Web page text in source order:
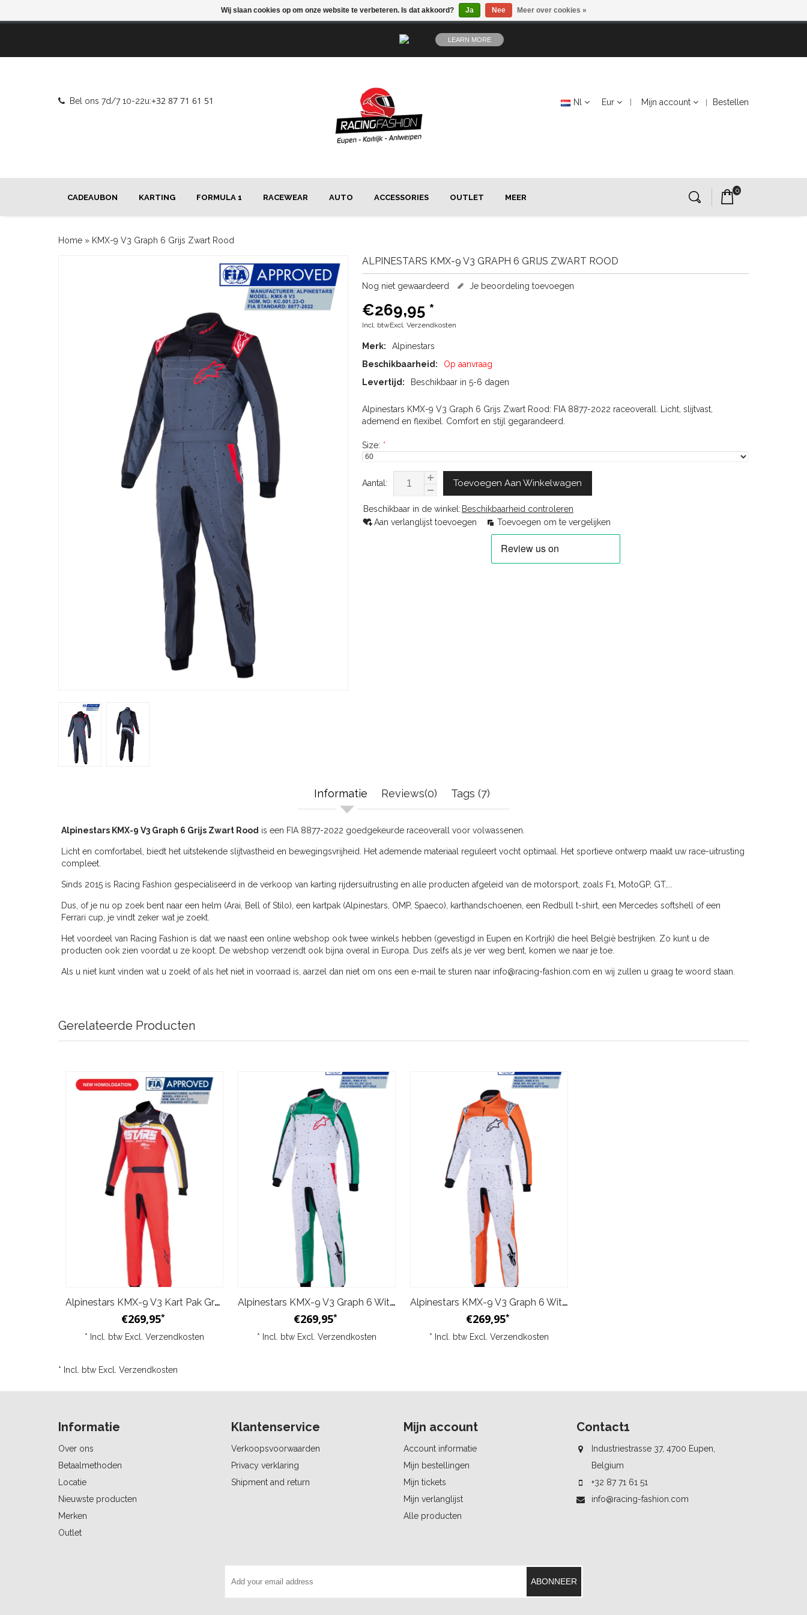
LEARN MORE
Bel ons 7d/7 10-22u:+32 87 71 61 51 Nl Eur Mijn account Bestellen
CADEAUBON KARTING FORMULA 1 RACEWEAR AUTO ACCESSORIES OUTLET MEER
0
Home » KMX-9 V3 Graph 6 Grijs Zwart Rood
ALPINESTARS KMX-9 V3 GRAPH 6 GRIJS ZWART ROOD
Nog niet gewaardeerd Je beoordeling toevoegen
€269,95 *
Incl. btwExcl. Verzendkosten
Merk:
Alpinestars
Beschikbaarheid:
Op aanvraag
Levertijd:
Beschikbaar in 5-6 dagen
Alpinestars KMX-9 V3 Graph 6 Grijs Zwart Rood: FIA 8877-2022 raceoverall. Licht, slijtvast,
ademend en flexibel. Comfort en stijl gegarandeerd.
Size: *
Aantal: Toevoegen Aan Winkelwagen
Beschikbaar in de winkel: Beschikbaarheid controleren
Aan verlanglijst toevoegen
Toevoegen om te vergelijken
Informatie Reviews(0) Tags (7)
Alpinestars KMX-9 V3 Graph 6 Grijs Zwart Rood is een FIA 8877-2022 goedgekeurde raceoverall voor volwassenen.
Licht en comfortabel, biedt het uitstekende slijtvastheid en bewegingsvrijheid. Het ademende materiaal reguleert vocht optimaal. Het sportieve ontwerp maakt uw race-uitrusting
compleet.
Sinds 2015 is Racing Fashion gespecialiseerd in de verkoop van karting rijdersuitrusting en alle producten afgeleid van de motorsport, zoals F1, MotoGP, GT,...
Dus, of je nu op zoek bent naar een helm (Arai, Bell of Stilo), een kartpak (Alpinestars, OMP, Spaeco), karthandschoenen, een Redbull t-shirt, een Mercedes softshell of een
Ferrari cup, je vindt zeker wat je zoekt.
Het voordeel van Racing Fashion is dat we naast een online webshop ook twee winkels hebben (gevestigd in Eupen en Kortrijk) die heel België bestrijken. Zo kunt u de
producten ook zien voordat u ze koopt. De webshop verzendt ook bijna overal in Europa. Dus zelfs als je ver weg bent, komen we naar je toe.
Als u niet kunt vinden wat u zoekt of als het niet in voorraad is, aarzel dan niet om ons een e-mail te sturen naar info@racing-fashion.com en wij zullen u graag te woord staan.
Gerelateerde Producten
Alpinestars KMX-9 V3 Kart Pak Graph 2 Rood/Zwart
€269,95*
* Incl. btw Excl. Verzendkosten
Alpinestars KMX-9 V3 Graph 6 Wit Groen
€269,95*
* Incl. btw Excl. Verzendkosten
Alpinestars KMX-9 V3 Graph 6 Wit Oranje
€269,95*
* Incl. btw Excl. Verzendkosten
* Incl. btw Excl. Verzendkosten
Informatie
Over ons
Betaalmethoden
Locatie
Nieuwste producten
Merken
Outlet
Klantenservice
Verkoopsvoorwaarden
Privacy verklaring
Shipment and return
Mijn account
Account informatie
Mijn bestellingen
Mijn tickets
Mijn verlanglijst
Alle producten
Contact1
Industriestrasse 37, 4700 Eupen,
Belgium
+32 87 71 61 51
info@racing-fashion.com
ABONNEER
Wij slaan cookies op om onze website te verbeteren. Is dat akkoord? Ja Nee Meer over cookies »